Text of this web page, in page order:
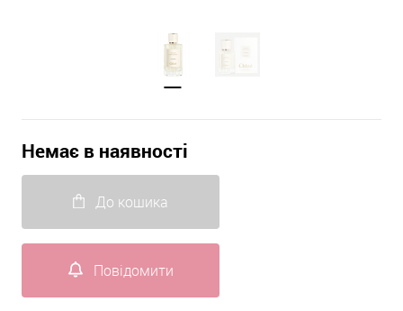
Немає в наявності
До кошика
Повідомити